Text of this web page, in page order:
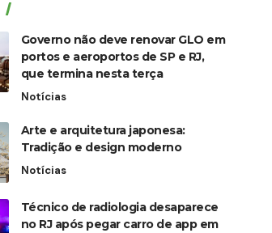
Governo não deve renovar GLO em
portos e aeroportos de SP e RJ,
que termina nesta terça
Notícias
Arte e arquitetura japonesa:
Tradição e design moderno
Notícias
Técnico de radiologia desaparece
no RJ após pegar carro de app em